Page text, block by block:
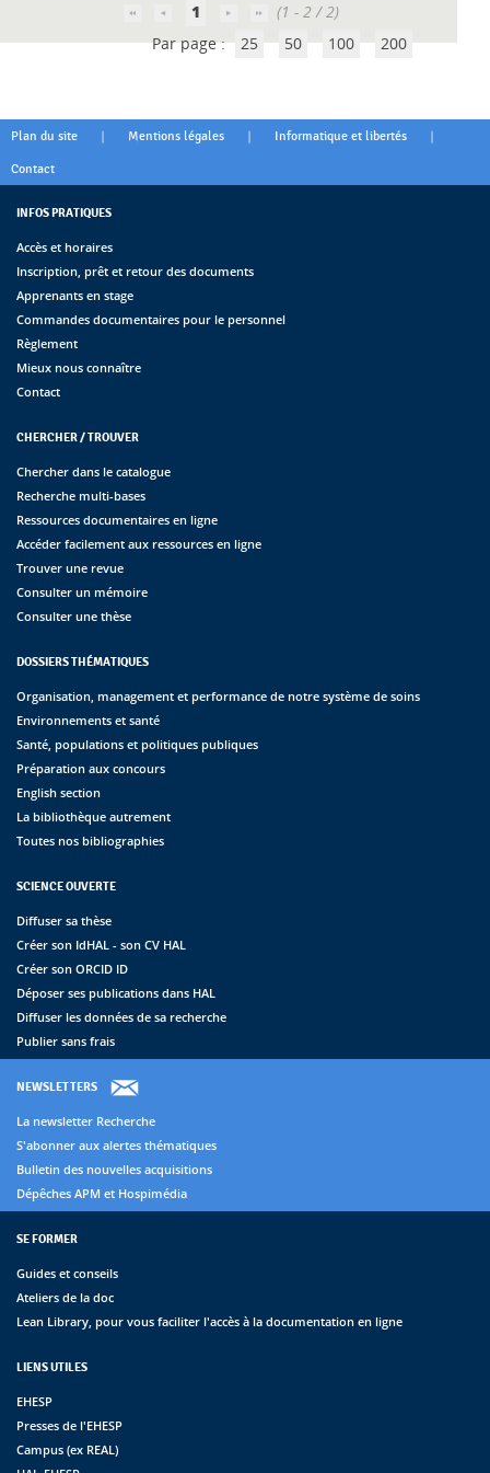
1
(1 - 2 / 2)
Par page : 25 50 100 200
Plan du site | Mentions légales | Informatique et libertés |
Contact
INFOS PRATIQUES
Accès et horaires
Inscription, prêt et retour des documents
Apprenants en stage
Commandes documentaires pour le personnel
Règlement
Mieux nous connaître
Contact
CHERCHER / TROUVER
Chercher dans le catalogue
Recherche multi-bases
Ressources documentaires en ligne
Accéder facilement aux ressources en ligne
Trouver une revue
Consulter un mémoire
Consulter une thèse
DOSSIERS THÉMATIQUES
Organisation, management et performance de notre système de soins
Environnements et santé
Santé, populations et politiques publiques
Préparation aux concours
English section
La bibliothèque autrement
Toutes nos bibliographies
SCIENCE OUVERTE
Diffuser sa thèse
Créer son IdHAL - son CV HAL
Créer son ORCID ID
Déposer ses publications dans HAL
Diffuser les données de sa recherche
Publier sans frais
NEWSLETTERS
La newsletter Recherche
S'abonner aux alertes thématiques
Bulletin des nouvelles acquisitions
Dépêches APM et Hospimédia
SE FORMER
Guides et conseils
Ateliers de la doc
Lean Library, pour vous faciliter l'accès à la documentation en ligne
LIENS UTILES
EHESP
Presses de l'EHESP
Campus (ex REAL)